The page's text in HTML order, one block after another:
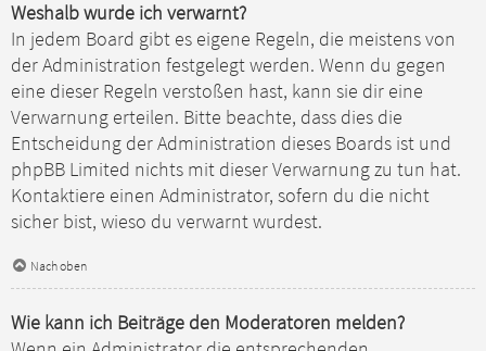
Weshalb wurde ich verwarnt?
In jedem Board gibt es eigene Regeln, die meistens von
der Administration festgelegt werden. Wenn du gegen
eine dieser Regeln verstoßen hast, kann sie dir eine
Verwarnung erteilen. Bitte beachte, dass dies die
Entscheidung der Administration dieses Boards ist und
phpBB Limited nichts mit dieser Verwarnung zu tun hat.
Kontaktiere einen Administrator, sofern du die nicht
sicher bist, wieso du verwarnt wurdest.
Nach oben
Wie kann ich Beiträge den Moderatoren melden?